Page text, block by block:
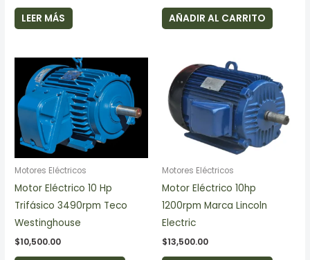
LEER MÁS AÑADIR AL CARRITO
Motores Eléctricos
Motor Eléctrico 10 Hp
Trifásico 3490rpm Teco
Westinghouse
$10,500.00
Motores Eléctricos
Motor Eléctrico 10hp
1200rpm Marca Lincoln
Electric
$13,500.00